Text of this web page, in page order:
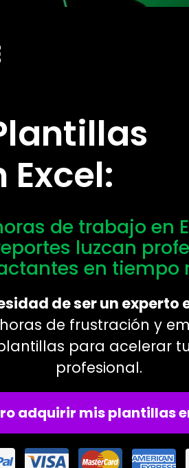
de trabajo en
luzcan
en tiempo
de ser un experto
de frustración y
para acelerar
profesional.
adquirir mis plantillas